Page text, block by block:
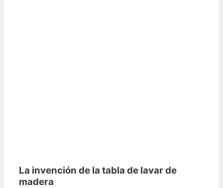
La invención de la tabla de lavar de
madera